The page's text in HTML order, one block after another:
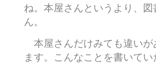
ね。本屋さんというより、
ん。
本屋さんだけみても違いが
ます。こんなことを書いて